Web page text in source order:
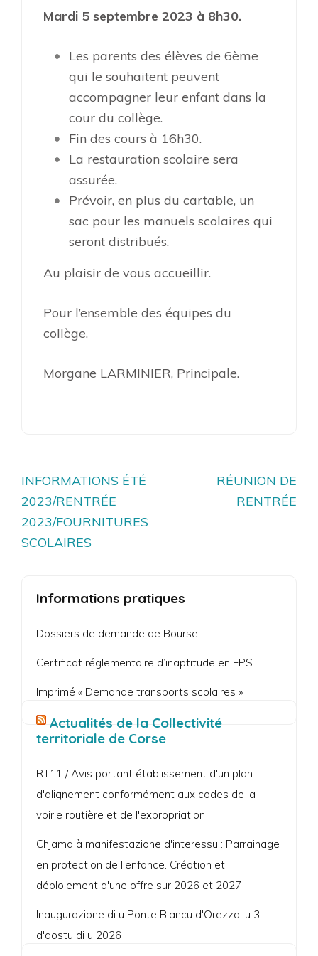
Mardi 5 septembre 2023 à 8h30.
Les parents des élèves de 6ème
qui le souhaitent peuvent
accompagner leur enfant dans la
cour du collège.
Fin des cours à 16h30.
La restauration scolaire sera
assurée.
Prévoir, en plus du cartable, un
sac pour les manuels scolaires qui
seront distribués.
Au plaisir de vous accueillir.
Pour l’ensemble des équipes du
collège,
Morgane LARMINIER, Principale.
Navigation
de
l’article
INFORMATIONS ÉTÉ
2023/RENTRÉE
2023/FOURNITURES
SCOLAIRES
RÉUNION DE
RENTRÉE
Informations pratiques
Dossiers de demande de Bourse
Certificat réglementaire d’inaptitude en EPS
Imprimé « Demande transports scolaires »
Actualités de la Collectivité
territoriale de Corse
RT11 / Avis portant établissement d'un plan
d'alignement conformément aux codes de la
voirie routière et de l'expropriation
Chjama à manifestazione d'interessu : Parrainage
en protection de l'enfance. Création et
déploiement d'une offre sur 2026 et 2027
Inaugurazione di u Ponte Biancu d'Orezza, u 3
d'aostu di u 2026